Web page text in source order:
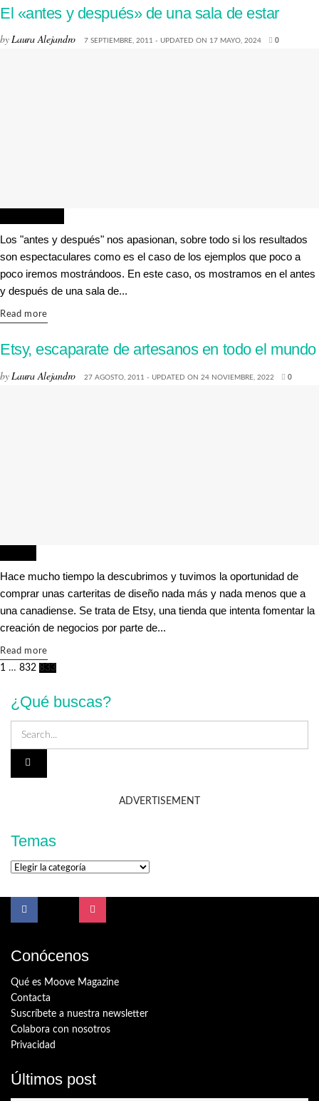
El «antes y después» de una sala de estar
byLaura Alejandro 7 SEPTIEMBRE, 2011 - UPDATED ON 17 MAYO, 2024 0
Los "antes y después" nos apasionan, sobre todo si los resultados
son espectaculares como es el caso de los ejemplos que poco a
poco iremos mostrándoos. En este caso, os mostramos en el antes
y después de una sala de...
Read moreDetails
Etsy, escaparate de artesanos en todo el mundo
byLaura Alejandro 27 AGOSTO, 2011 - UPDATED ON 24 NOVIEMBRE, 2022 0
Hace mucho tiempo la descubrimos y tuvimos la oportunidad de
comprar unas carteritas de diseño nada más y nada menos que a
una canadiense. Se trata de Etsy, una tienda que intenta fomentar la
creación de negocios por parte de...
Read moreDetails
1 … 832 833
¿Qué buscas?
ADVERTISEMENT
Temas
Temas
Conócenos
Qué es Moove Magazine
Contacta
Suscríbete a nuestra newsletter
Colabora con nosotros
Privacidad
Últimos post